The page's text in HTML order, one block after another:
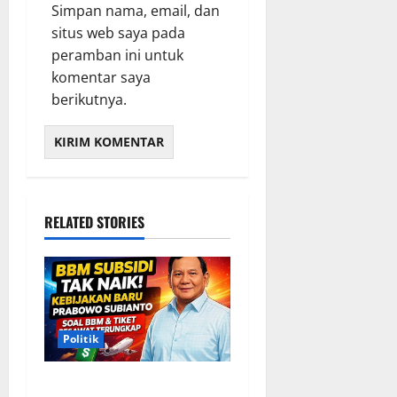
Simpan nama, email, dan
situs web saya pada
peramban ini untuk
komentar saya
berikutnya.
RELATED STORIES
Politik